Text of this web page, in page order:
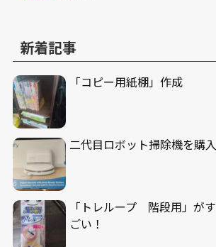
新着記事
「コピー用紙棚」作成
二代目ロボット掃除機を購入
「トレループ 階段用」がす
ごい！